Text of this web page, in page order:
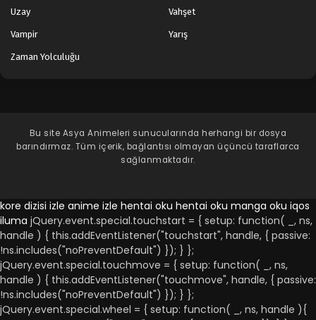
Uzay Vahşet
Vampir Yarış
Zaman Yolculuğu
Bu site Asya Animeleri sunucularında herhangi bir dosya
barındırmaz. Tüm içerik, bağlantısı olmayan üçüncü taraflarca
sağlanmaktadır.
kore dizisi izle anime izle hentai oku hentai oku manga oku iqos
iluma jQuery.event.special.touchstart = { setup: function( _, ns,
handle ) { this.addEventListener("touchstart", handle, { passive:
!ns.includes("noPreventDefault") }); } };
jQuery.event.special.touchmove = { setup: function( _, ns,
handle ) { this.addEventListener("touchmove", handle, { passive:
!ns.includes("noPreventDefault") }); } };
jQuery.event.special.wheel = { setup: function( _, ns, handle ){